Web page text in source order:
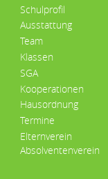
Schulprofil
Ausstattung
Team
Klassen
SGA
Kooperationen
Hausordnung
Termine
Elternverein
Absolventenverein